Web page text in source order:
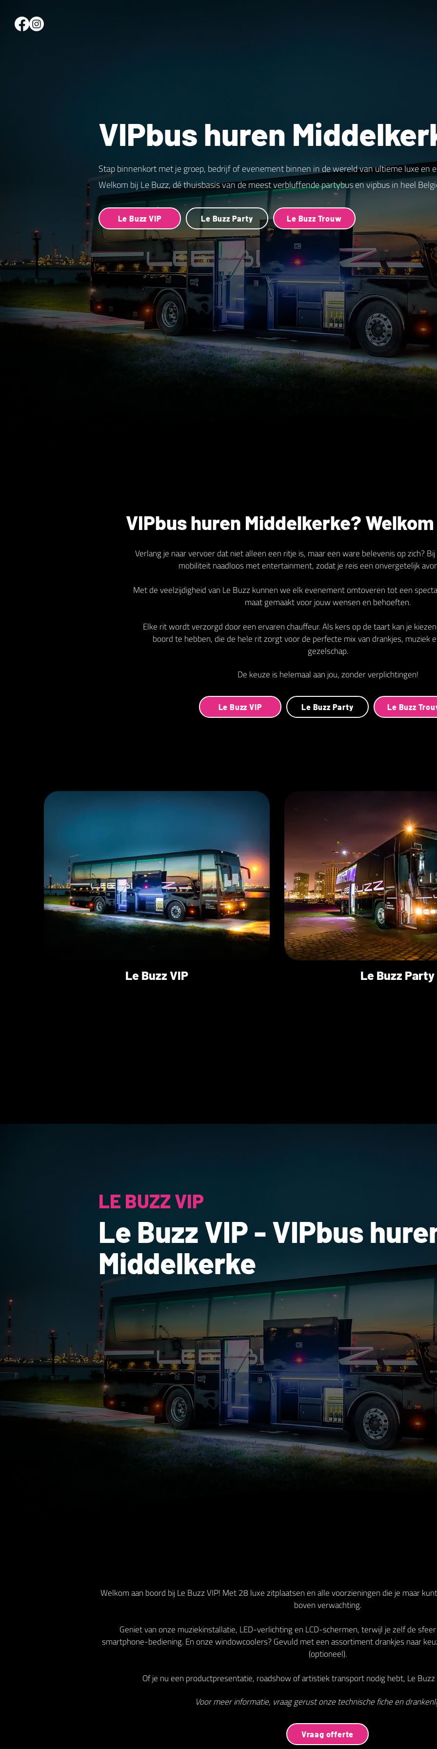
VIPbus huren
Stap binnenkort met je groep, bedrijf of evenement binnen in de wereld van ultieme luxe en
Welkom bij Le Buzz, dé thuisbasis van de meest verbluffende partybus en vipbus in heel
Le Buzz VIP Le Buzz Party Le Buzz Trouw
VIPbus huren Middelkerke?
Verlang je naar vervoer dat niet alleen een ritje is, maar een ware belevenis op zich?
mobiliteit naadloos met entertainment, zodat je reis een onvergetelijk
Met de veelzijdigheid van Le Buzz kunnen we elk evenement omtoveren tot een
maat gemaakt voor jouw wensen en behoeften.
Elke rit wordt verzorgd door een ervaren chauffeur. Als kers op de taart kan je
boord te hebben, die de hele rit zorgt voor de perfecte mix van drankjes, muziek
gezelschap.
De keuze is helemaal aan jou, zonder verplichtingen!
Le Buzz VIP Le Buzz Party Le Buzz
Le Buzz VIP Le Buzz Party
LE BUZZ VIP
Le Buzz VIP - VIPbus
Middelkerke
Welkom aan boord bij Le Buzz VIP! Met 28 luxe zitplaatsen en alle voorzieningen die je maar
boven verwachting.
Geniet van onze muziekinstallatie, LED-verlichting en LCD-schermen, terwijl je zelf de
smartphone-bediening. En onze windowcoolers? Gevuld met een assortiment drankjes naar
(optioneel).
Of je nu een productpresentatie, roadshow of artistiek transport nodig hebt, Le
Voor meer informatie, vraag gerust onze technische fiche en
Vraag offerte